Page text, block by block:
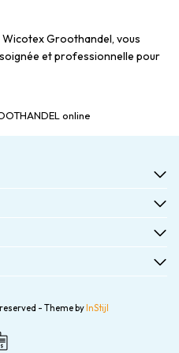
Wicotex Groothandel, vous
et professionnelle pour
online
- Theme byInStijl